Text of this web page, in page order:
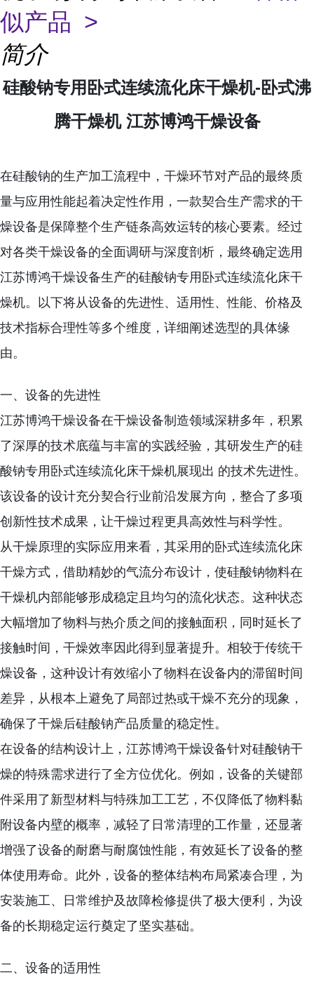
似产品 >
简介
硅酸钠专用卧式连续流化床干燥机-卧式沸
腾干燥机 江苏博鸿干燥设备
在硅酸钠的生产加工流程中，干燥环节对产品的最终质
量与应用性能起着决定性作用，一款契合生产需求的干
燥设备是保障整个生产链条高效运转的核心要素。经过
对各类干燥设备的全面调研与深度剖析，最终确定选用
江苏博鸿干燥设备生产的硅酸钠专用卧式连续流化床干
燥机。以下将从设备的先进性、适用性、性能、价格及
技术指标合理性等多个维度，详细阐述选型的具体缘
由。
一、设备的先进性
江苏博鸿干燥设备在干燥设备制造领域深耕多年，积累
了深厚的技术底蕴与丰富的实践经验，其研发生产的硅
酸钠专用卧式连续流化床干燥机展现出 的技术先进性。
该设备的设计充分契合行业前沿发展方向，整合了多项
创新性技术成果，让干燥过程更具高效性与科学性。
从干燥原理的实际应用来看，其采用的卧式连续流化床
干燥方式，借助精妙的气流分布设计，使硅酸钠物料在
干燥机内部能够形成稳定且均匀的流化状态。这种状态
大幅增加了物料与热介质之间的接触面积，同时延长了
接触时间，干燥效率因此得到显著提升。相较于传统干
燥设备，这种设计有效缩小了物料在设备内的滞留时间
差异，从根本上避免了局部过热或干燥不充分的现象，
确保了干燥后硅酸钠产品质量的稳定性。
在设备的结构设计上，江苏博鸿干燥设备针对硅酸钠干
燥的特殊需求进行了全方位优化。例如，设备的关键部
件采用了新型材料与特殊加工工艺，不仅降低了物料黏
附设备内壁的概率，减轻了日常清理的工作量，还显著
增强了设备的耐磨与耐腐蚀性能，有效延长了设备的整
体使用寿命。此外，设备的整体结构布局紧凑合理，为
安装施工、日常维护及故障检修提供了极大便利，为设
备的长期稳定运行奠定了坚实基础。
二、设备的适用性